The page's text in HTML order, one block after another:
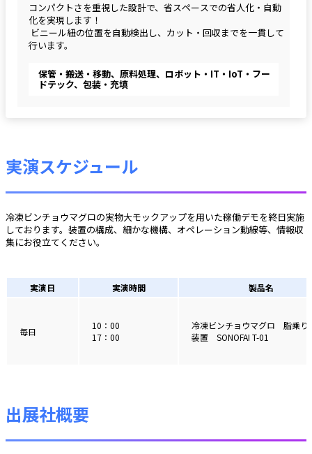
コンパクトさを重視した設計で、省スペースでの省人化・自動
化を実現します！
ビニール紐の位置を自動検出し、カット・回収までを一貫して
行います。
保管・搬送・移動、原料処理、ロボット・IT・IoT・フー
ドテック、包装・充填
実演スケジュール
冷凍ビンチョウマグロの実物大モックアップを用いた稼働デモを終日実施
しております。装置の構成、細かな機構、オペレーション動線等、情報収
集にお役立てください。
実演日 実演時間 製品名
毎日
10：00
17：00
冷凍ビンチョウマグロ 脂乗り
装置 SONOFAI T-01
出展社概要